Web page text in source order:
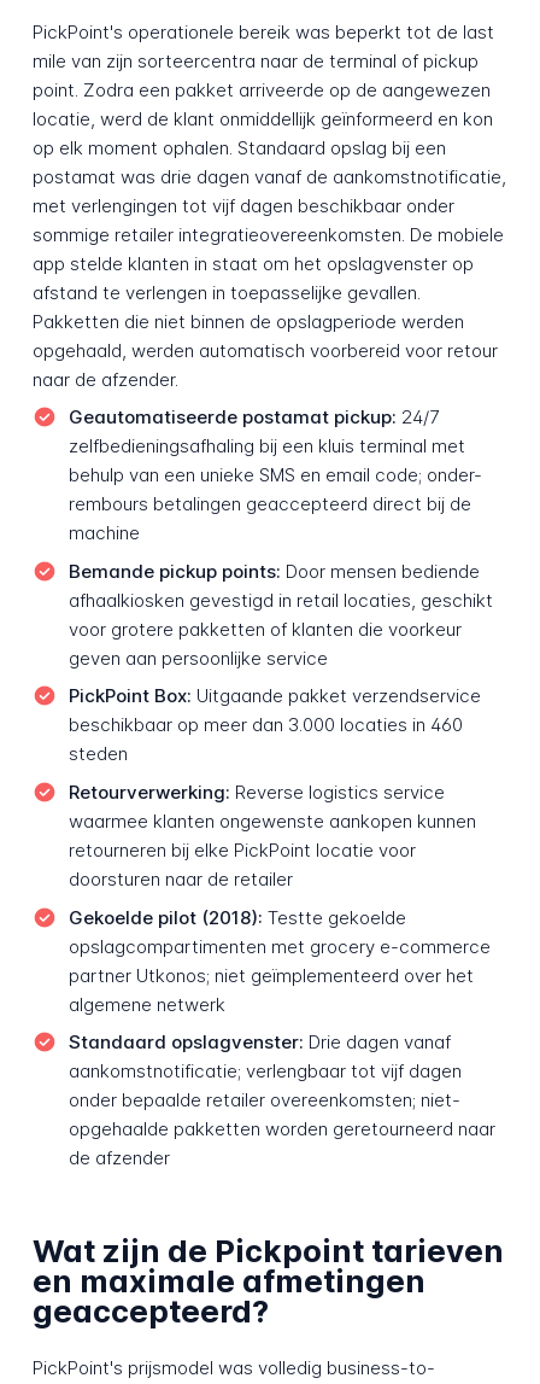
PickPoint's operationele bereik was beperkt tot de last
mile van zijn sorteercentra naar de terminal of pickup
point. Zodra een pakket arriveerde op de aangewezen
locatie, werd de klant onmiddellijk geïnformeerd en kon
op elk moment ophalen. Standaard opslag bij een
postamat was drie dagen vanaf de aankomstnotificatie,
met verlengingen tot vijf dagen beschikbaar onder
sommige retailer integratieovereenkomsten. De mobiele
app stelde klanten in staat om het opslagvenster op
afstand te verlengen in toepasselijke gevallen.
Pakketten die niet binnen de opslagperiode werden
opgehaald, werden automatisch voorbereid voor retour
naar de afzender.
Geautomatiseerde postamat pickup: 24/7
zelfbedieningsafhaling bij een kluis terminal met
behulp van een unieke SMS en email code; onder-
rembours betalingen geaccepteerd direct bij de
machine
Bemande pickup points: Door mensen bediende
afhaalkiosken gevestigd in retail locaties, geschikt
voor grotere pakketten of klanten die voorkeur
geven aan persoonlijke service
PickPoint Box: Uitgaande pakket verzendservice
beschikbaar op meer dan 3.000 locaties in 460
steden
Retourverwerking: Reverse logistics service
waarmee klanten ongewenste aankopen kunnen
retourneren bij elke PickPoint locatie voor
doorsturen naar de retailer
Gekoelde pilot (2018): Testte gekoelde
opslagcompartimenten met grocery e-commerce
partner Utkonos; niet geïmplementeerd over het
algemene netwerk
Standaard opslagvenster: Drie dagen vanaf
aankomstnotificatie; verlengbaar tot vijf dagen
onder bepaalde retailer overeenkomsten; niet-
opgehaalde pakketten worden geretourneerd naar
de afzender
Wat zijn de Pickpoint tarieven
en maximale afmetingen
geaccepteerd?
PickPoint's prijsmodel was volledig business-to-